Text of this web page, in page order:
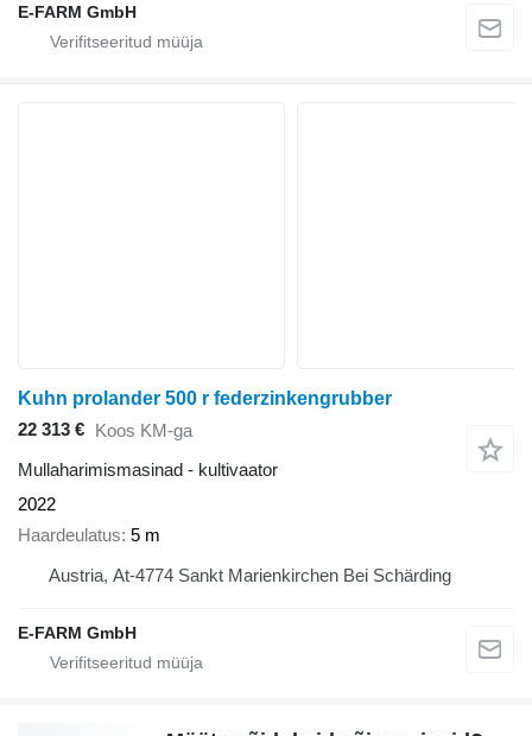
E-FARM GmbH
Kuhn prolander 500 r federzinkengrubber
22 313 € Koos KM-ga
Mullaharimismasinad - kultivaator
2022
Haardeulatus 5 m
Austria, At-4774 Sankt Marienkirchen Bei Schärding
E-FARM GmbH